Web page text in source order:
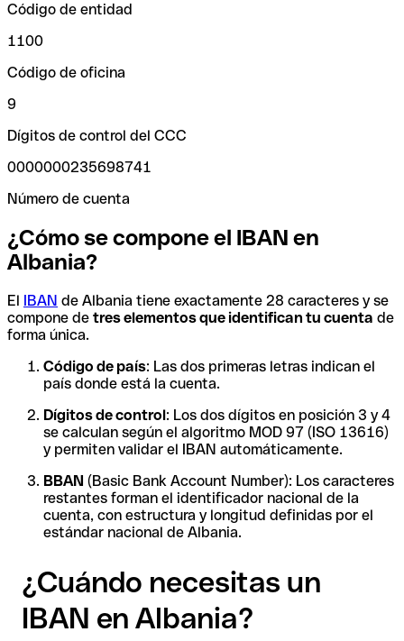
Código de entidad
1100
Código de oficina
9
Dígitos de control del CCC
0000000235698741
Número de cuenta
¿Cómo se compone el IBAN en
Albania?
El IBAN de Albania tiene exactamente 28 caracteres y se
compone de tres elementos que identifican tu cuenta de
forma única.
Código de país: Las dos primeras letras indican el
país donde está la cuenta.
Dígitos de control: Los dos dígitos en posición 3 y 4
se calculan según el algoritmo MOD 97 (ISO 13616)
y permiten validar el IBAN automáticamente.
BBAN (Basic Bank Account Number): Los caracteres
restantes forman el identificador nacional de la
cuenta, con estructura y longitud definidas por el
estándar nacional de Albania.
¿Cuándo necesitas un
IBAN en Albania?